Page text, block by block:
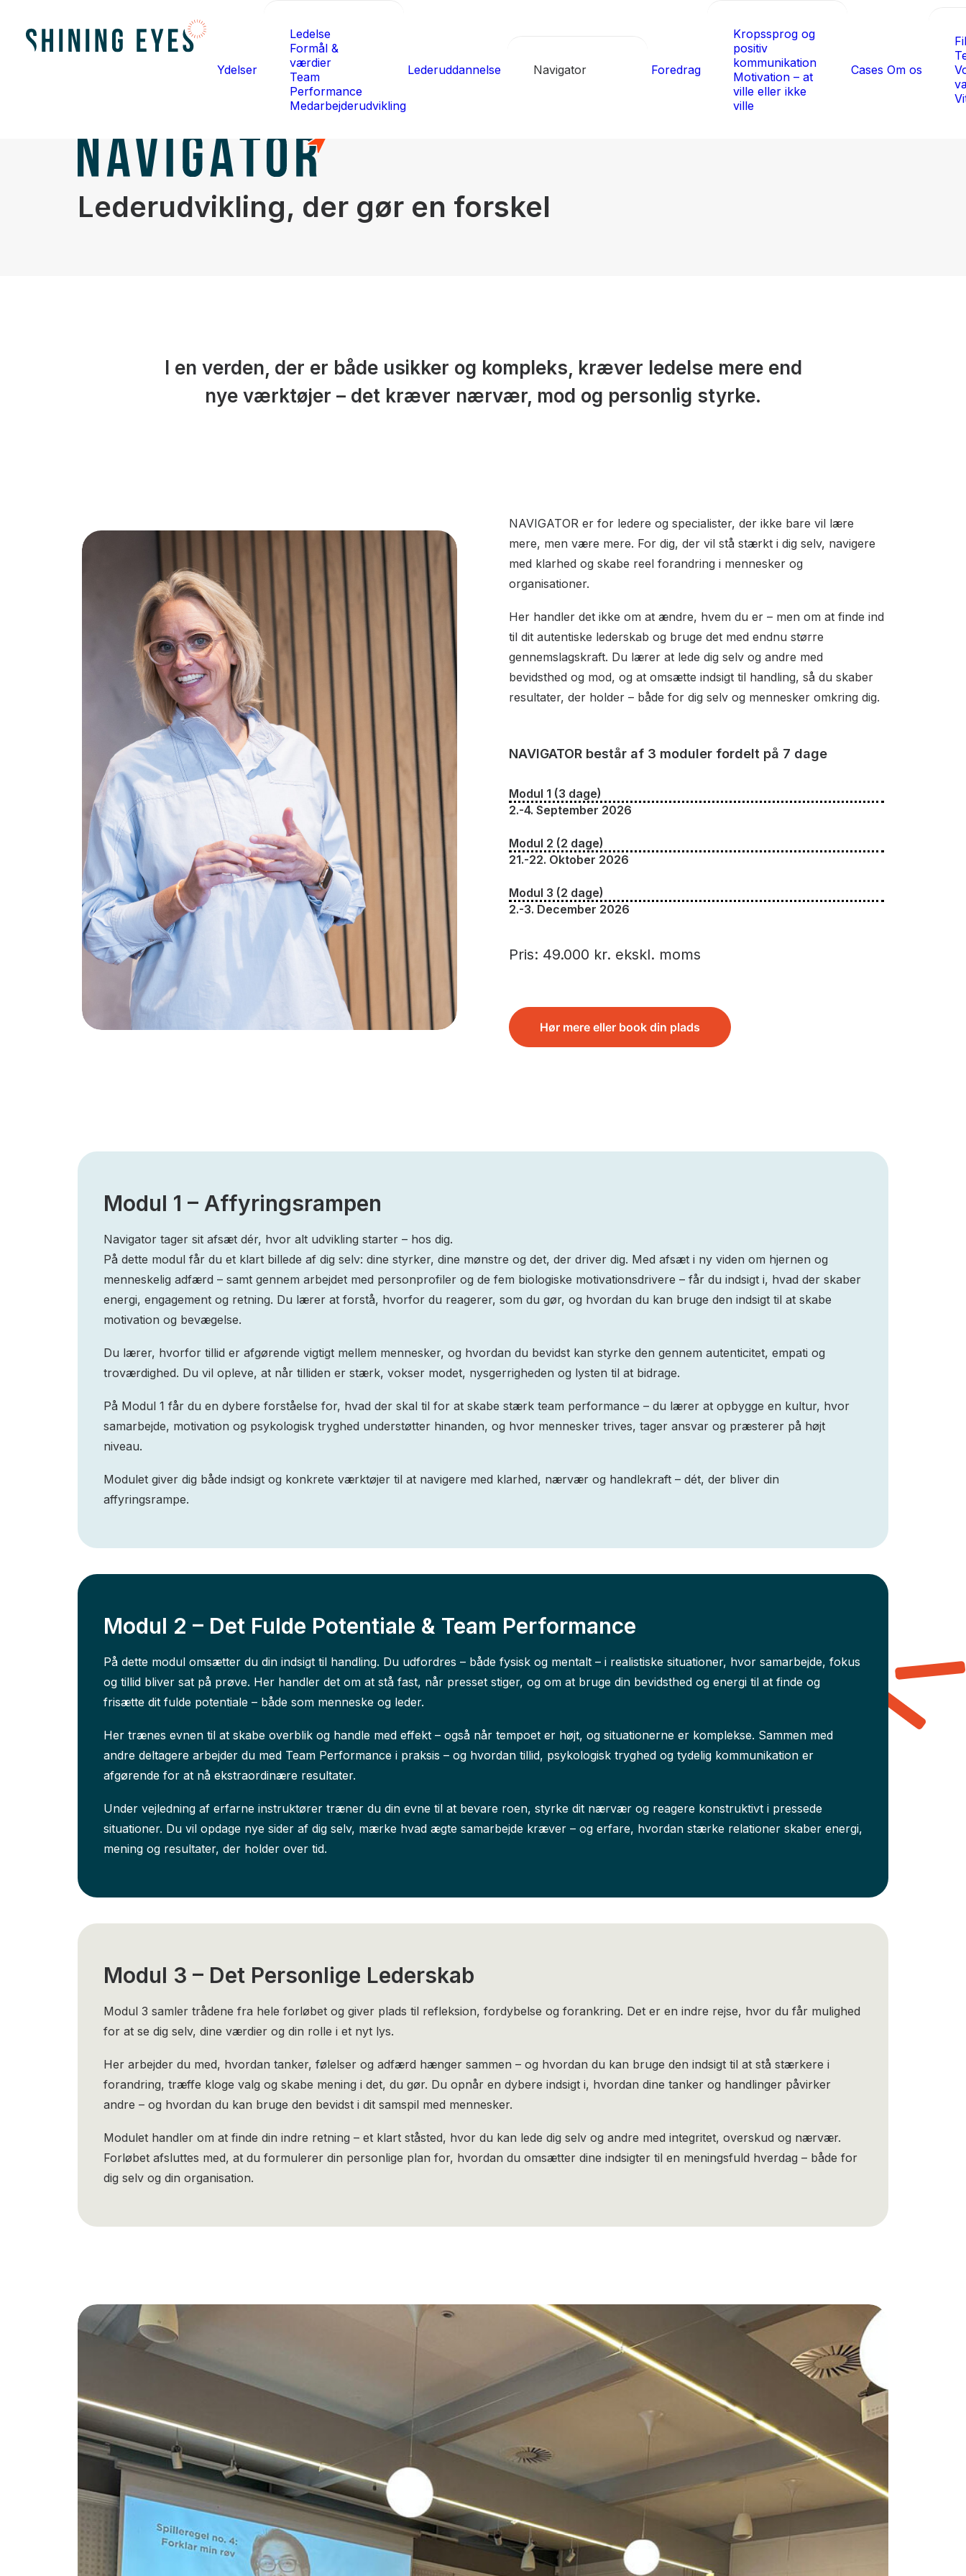
Ydelser
Ledelse
Formål &
værdier
Team
Performance
Medarbejderudvikling
Lederuddannelse Navigator Foredrag
Kropssprog og
positiv
kommunikation
Motivation – at
ville eller ikke
ville
Cases Om os
Lederudvikling, der gør en forskel
I en verden, der er både usikker og kompleks, kræver ledelse mere end
nye værktøjer – det kræver nærvær, mod og personlig styrke.
NAVIGATOR er for ledere og specialister, der ikke bare vil lære
mere, men være mere. For dig, der vil stå stærkt i dig selv, navigere
med klarhed og skabe reel forandring i mennesker og
organisationer.
Her handler det ikke om at ændre, hvem du er – men om at finde ind
til dit autentiske lederskab og bruge det med endnu større
gennemslagskraft. Du lærer at lede dig selv og andre med
bevidsthed og mod, og at omsætte indsigt til handling, så du skaber
resultater, der holder – både for dig selv og mennesker omkring dig.
NAVIGATOR består af 3 moduler fordelt på 7 dage
Modul 1 (3 dage)
2.-4. September 2026
Modul 2 (2 dage)
21.-22. Oktober 2026
Modul 3 (2 dage)
2.-3. December 2026
Pris: 49.000 kr. ekskl. moms
Hør mere eller book din plads
Modul 1 – Affyringsrampen
Navigator tager sit afsæt dér, hvor alt udvikling starter – hos dig.
På dette modul får du et klart billede af dig selv: dine styrker, dine mønstre og det, der driver dig. Med afsæt i ny viden om hjernen og
menneskelig adfærd – samt gennem arbejdet med personprofiler og de fem biologiske motivationsdrivere – får du indsigt i, hvad der skaber
energi, engagement og retning. Du lærer at forstå, hvorfor du reagerer, som du gør, og hvordan du kan bruge den indsigt til at skabe
motivation og bevægelse.
Du lærer, hvorfor tillid er afgørende vigtigt mellem mennesker, og hvordan du bevidst kan styrke den gennem autenticitet, empati og
troværdighed. Du vil opleve, at når tilliden er stærk, vokser modet, nysgerrigheden og lysten til at bidrage.
På Modul 1 får du en dybere forståelse for, hvad der skal til for at skabe stærk team performance – du lærer at opbygge en kultur, hvor
samarbejde, motivation og psykologisk tryghed understøtter hinanden, og hvor mennesker trives, tager ansvar og præsterer på højt
niveau.
Modulet giver dig både indsigt og konkrete værktøjer til at navigere med klarhed, nærvær og handlekraft – dét, der bliver din
affyringsrampe.
Modul 2 – Det Fulde Potentiale & Team Performance
På dette modul omsætter du din indsigt til handling. Du udfordres – både fysisk og mentalt – i realistiske situationer, hvor samarbejde, fokus
og tillid bliver sat på prøve. Her handler det om at stå fast, når presset stiger, og om at bruge din bevidsthed og energi til at finde og
frisætte dit fulde potentiale – både som menneske og leder.
Her trænes evnen til at skabe overblik og handle med effekt – også når tempoet er højt, og situationerne er komplekse. Sammen med
andre deltagere arbejder du med Team Performance i praksis – og hvordan tillid, psykologisk tryghed og tydelig kommunikation er
afgørende for at nå ekstraordinære resultater.
Under vejledning af erfarne instruktører træner du din evne til at bevare roen, styrke dit nærvær og reagere konstruktivt i pressede
situationer. Du vil opdage nye sider af dig selv, mærke hvad ægte samarbejde kræver – og erfare, hvordan stærke relationer skaber energi,
mening og resultater, der holder over tid.
Modul 3 – Det Personlige Lederskab
Modul 3 samler trådene fra hele forløbet og giver plads til refleksion, fordybelse og forankring. Det er en indre rejse, hvor du får mulighed
for at se dig selv, dine værdier og din rolle i et nyt lys.
Her arbejder du med, hvordan tanker, følelser og adfærd hænger sammen – og hvordan du kan bruge den indsigt til at stå stærkere i
forandring, træffe kloge valg og skabe mening i det, du gør. Du opnår en dybere indsigt i, hvordan dine tanker og handlinger påvirker
andre – og hvordan du kan bruge den bevidst i dit samspil med mennesker.
Modulet handler om at finde din indre retning – et klart ståsted, hvor du kan lede dig selv og andre med integritet, overskud og nærvær.
Forløbet afsluttes med, at du formulerer din personlige plan for, hvordan du omsætter dine indsigter til en meningsfuld hverdag – både for
dig selv og din organisation.